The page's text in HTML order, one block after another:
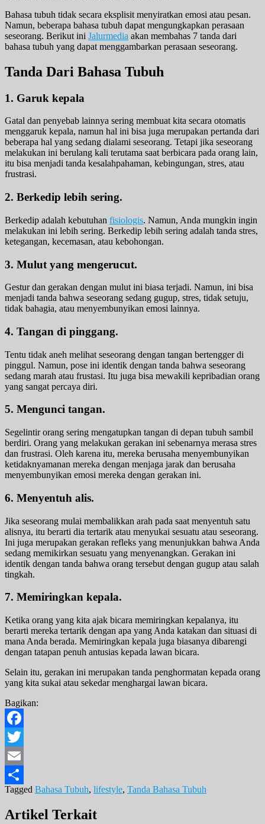
Bahasa tubuh tidak secara eksplisit menyiratkan emosi atau pesan.
Namun, beberapa bahasa tubuh dapat mengungkapkan perasaan
seseorang. Berikut ini Jalurmedia akan membahas 7 tanda dari
bahasa tubuh yang dapat menggambarkan perasaan seseorang.
Tanda Dari Bahasa Tubuh
1. Garuk kepala
Gatal dan penyebab lainnya sering membuat kita secara otomatis
menggaruk kepala, namun hal ini bisa juga merupakan pertanda dari
beberapa hal yang sedang dialami seseorang. Tetapi jika seseorang
melakukan ini berulang kali terutama saat berbicara pada orang lain,
itu bisa menjadi tanda kesalahpahaman, kebingungan, stres, atau
frustrasi.
2. Berkedip lebih sering.
Berkedip adalah kebutuhan fisiologis. Namun, Anda mungkin ingin
melakukan ini lebih sering. Berkedip lebih sering adalah tanda stres,
ketegangan, kecemasan, atau kebohongan.
3. Mulut yang mengerucut.
Gestur dan gerakan dengan mulut ini biasa terjadi. Namun, ini bisa
menjadi tanda bahwa seseorang sedang gugup, stres, tidak setuju,
tidak bahagia, atau menyembunyikan emosi lainnya.
4. Tangan di pinggang.
Tentu tidak aneh melihat seseorang dengan tangan bertengger di
pinggul. Namun, pose ini identik dengan tanda bahwa seseorang
sedang marah atau frustasi. Itu juga bisa mewakili kepribadian orang
yang sangat percaya diri.
5. Mengunci tangan.
Segelintir orang sering mengatupkan tangan di depan tubuh sambil
berdiri. Orang yang melakukan gerakan ini sebenarnya merasa stres
dan frustrasi. Oleh karena itu, mereka berusaha menyembunyikan
ketidaknyamanan mereka dengan menjaga jarak dan berusaha
menyembunyikan emosi mereka dengan gerakan ini.
6. Menyentuh alis.
Jika seseorang mulai membalikkan arah pada saat menyentuh satu
alisnya, itu berarti dia tertarik atau menyukai sesuatu atau seseorang.
Ini juga merupakan gerakan refleks yang menunjukkan bahwa Anda
sedang memikirkan sesuatu yang menyenangkan. Gerakan ini
identik dengan tanda bahwa orang tersebut dengan gugup atau salah
tingkah.
7. Memiringkan kepala.
Ketika orang yang kita ajak bicara memiringkan kepalanya, itu
berarti mereka tertarik dengan apa yang Anda katakan dan situasi di
mana Anda berada. Memiringkan kepala juga biasanya dibarengi
dengan tatapan penuh antusias kepada lawan bicara.
Selain itu, gerakan ini merupakan tanda penghormatan kepada orang
yang kita sukai atau sekedar menghargai lawan bicara.
Bagikan:
Facebook
Twitter
Email
Share
Tagged Bahasa Tubuh, lifestyle, Tanda Bahasa Tubuh
Artikel Terkait